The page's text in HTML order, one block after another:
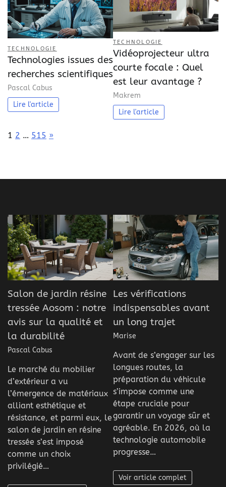
TECHNOLOGIE
Technologies issues des
recherches scientifiques
Pascal Cabus
Lire l'article
TECHNOLOGIE
Vidéoprojecteur ultra
courte focale : Quel
est leur avantage ?
Makrem
Lire l'article
Page:
1 2 … 515 Next
»
Salon de jardin résine
tressée Aosom : notre
avis sur la qualité et
la durabilité
Pascal Cabus
Le marché du mobilier
d’extérieur a vu
l’émergence de matériaux
alliant esthétique et
résistance, et parmi eux, le
salon de jardin en résine
tressée s’est imposé
comme un choix
privilégié…
Les vérifications
indispensables avant
un long trajet
Marise
Avant de s’engager sur les
longues routes, la
préparation du véhicule
s’impose comme une
étape cruciale pour
garantir un voyage sûr et
agréable. En 2026, où la
technologie automobile
progresse…
Voir article complet